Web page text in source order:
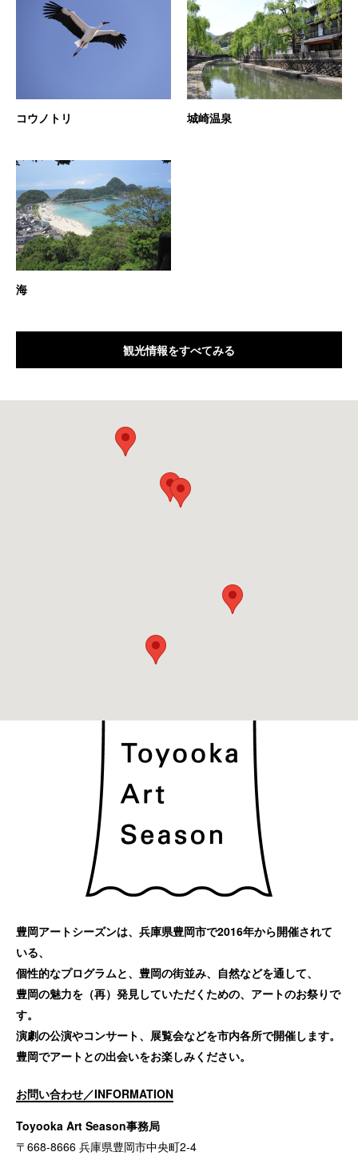
コウノトリ 城崎温泉
海
観光情報をすべてみる
豊岡アートシーズンは、兵庫県豊岡市で2016年から開催されて
いる、
個性的なプログラムと、豊岡の街並み、自然などを通して、
豊岡の魅力を（再）発見していただくための、アートのお祭りで
す。
演劇の公演やコンサート、展覧会などを市内各所で開催します。
豊岡でアートとの出会いをお楽しみください。
お問い合わせ／INFORMATION
Toyooka Art Season事務局
〒668-8666 兵庫県豊岡市中央町2-4